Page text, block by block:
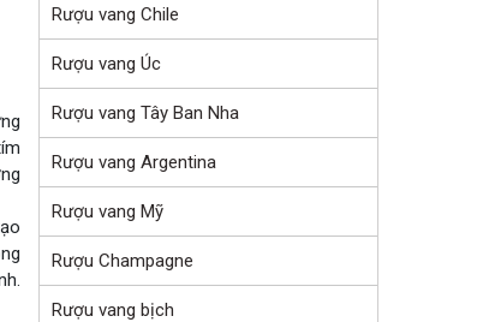
Rượu vang Chile
Rượu vang Úc
Rượu vang Tây Ban Nha
Rượu vang Argentina
Rượu vang Mỹ
Rượu Champagne
Rượu vang bịch